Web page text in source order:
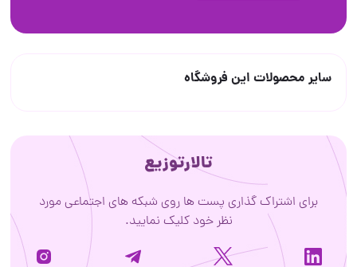
سایر محصولات این فروشگاه
تالارتوزیع
برای اشتراک گذاری پست ها روی شبکه های اجتماعی مورد
نظر خود کلیک نمایید.